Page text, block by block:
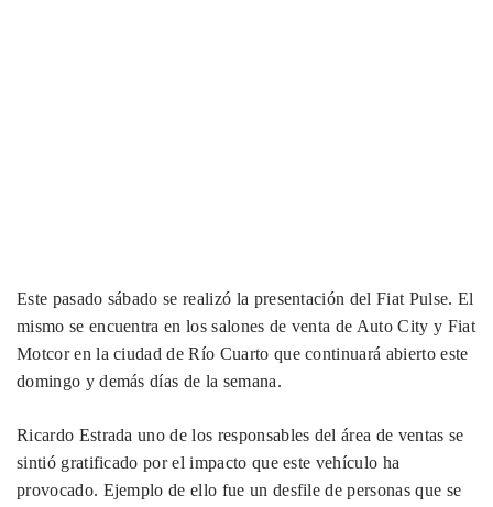
Este pasado sábado se realizó la presentación del Fiat Pulse. El
mismo se encuentra en los salones de venta de Auto City y Fiat
Motcor en la ciudad de Río Cuarto que continuará abierto este
domingo y demás días de la semana.
Ricardo Estrada uno de los responsables del área de ventas se
sintió gratificado por el impacto que este vehículo ha
provocado. Ejemplo de ello fue un desfile de personas que se